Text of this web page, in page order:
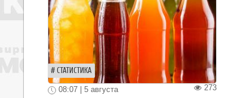
СТАТИСТИКА
273
08:07 | 5 августа